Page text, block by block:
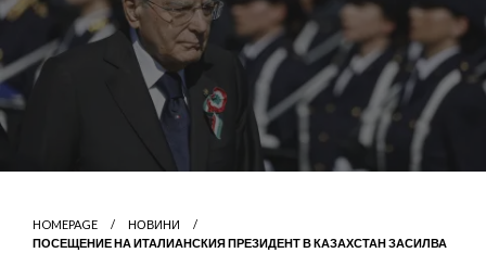
HOMEPAGE
НОВИНИ
ПОСЕЩЕНИЕ НА ИТАЛИАНСКИЯ ПРЕЗИДЕНТ В КАЗАХСТАН ЗАСИЛВА